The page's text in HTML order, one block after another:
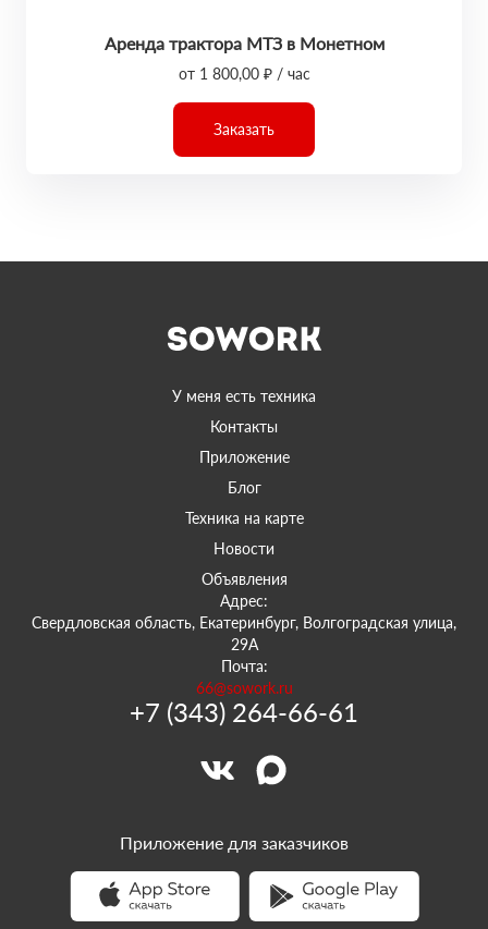
Аренда трактора МТЗ в Монетном
от 1 800,00 ₽ / час
Заказать
У меня есть техника
Контакты
Приложение
Блог
Техника на карте
Новости
Объявления
Адрес:
Свердловская область, Екатеринбург, Волгоградская улица,
29А
Почта:
66@sowork.ru
+7 (343) 264-66-61
Приложение для заказчиков